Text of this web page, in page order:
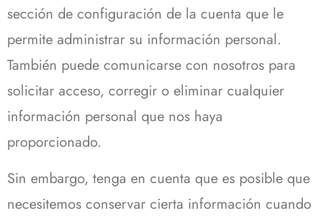
sección de configuración de la cuenta que le
permite administrar su información personal.
También puede comunicarse con nosotros para
solicitar acceso, corregir o eliminar cualquier
información personal que nos haya
proporcionado.
Sin embargo, tenga en cuenta que es posible que
necesitemos conservar cierta información cuando